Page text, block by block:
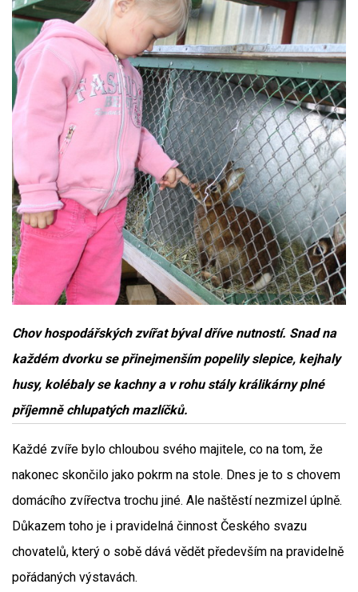
Chov hospodářských zvířat býval dříve nutností. Snad na
každém dvorku se přinejmenším popelily slepice, kejhaly
husy, kolébaly se kachny a v rohu stály králikárny plné
příjemně chlupatých mazlíčků.
Každé zvíře bylo chloubou svého majitele, co na tom, že
nakonec skončilo jako pokrm na stole. Dnes je to s chovem
domácího zvířectva trochu jiné. Ale naštěstí nezmizel úplně.
Důkazem toho je i pravidelná činnost Českého svazu
chovatelů, který o sobě dává vědět především na pravidelně
pořádaných výstavách.